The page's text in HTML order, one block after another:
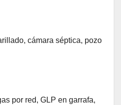
cámara séptica, pozo
por red, GLP en garrafa,